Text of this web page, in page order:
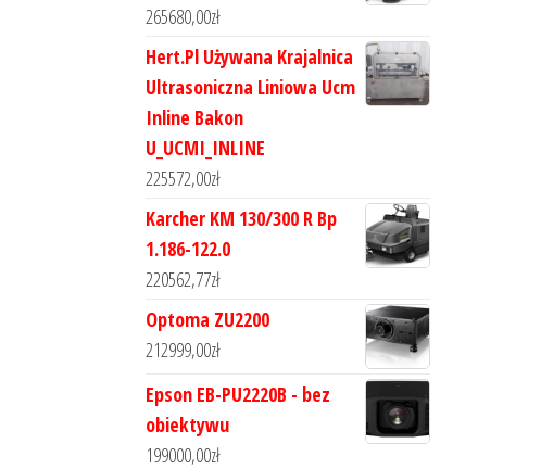
265680,00zł
Hert.Pl Używana Krajalnica
Ultrasoniczna Liniowa Ucm
Inline Bakon
U_UCMI_INLINE
225572,00zł
Karcher KM 130/300 R Bp
1.186-122.0
220562,77zł
Optoma ZU2200
212999,00zł
Epson EB-PU2220B - bez
obiektywu
199000,00zł